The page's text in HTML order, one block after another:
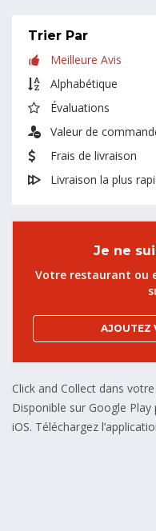
Trier Par
Meilleure Avis
Alphabétique
Évaluations
Valeur de
Frais de livraison
Livraison la plus
Je ne
Votre restaurant ou
AJOUTEZ
Click and Collect dans
Disponible sur Google
iOS. Téléchargez